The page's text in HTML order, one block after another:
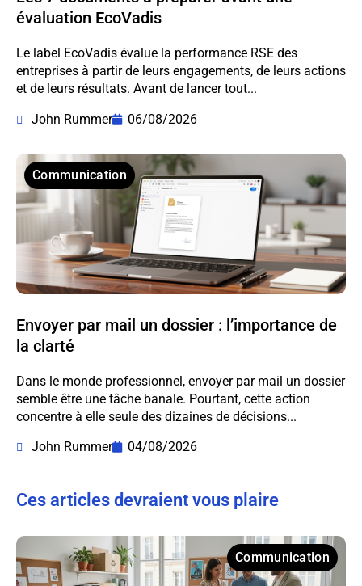
évaluation EcoVadis
Le label EcoVadis évalue la performance RSE des
entreprises à partir de leurs engagements, de leurs actions
et de leurs résultats. Avant de lancer tout...
John Rummer
06/08/2026
Communication
Envoyer par mail un dossier : l’importance de
la clarté
Dans le monde professionnel, envoyer par mail un dossier
semble être une tâche banale. Pourtant, cette action
concentre à elle seule des dizaines de décisions...
John Rummer
04/08/2026
Ces articles devraient vous plaire
Communication